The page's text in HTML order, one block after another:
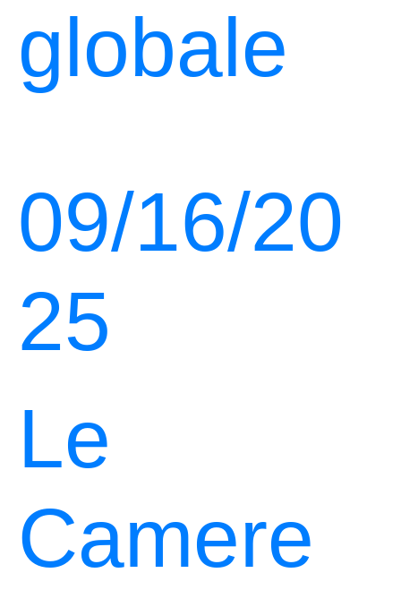
globale
09/16/20
25
Le
Camere